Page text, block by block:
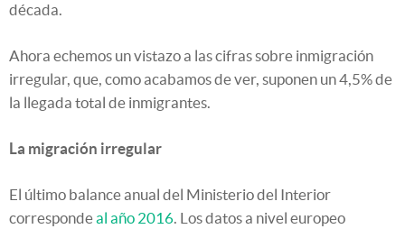
década.
Ahora echemos un vistazo a las cifras sobre inmigración
irregular, que, como acabamos de ver, suponen un 4,5% de
la llegada total de inmigrantes.
La migración irregular
El último balance anual del Ministerio del Interior
correspondeal año 2016. Los datos a nivel europeo